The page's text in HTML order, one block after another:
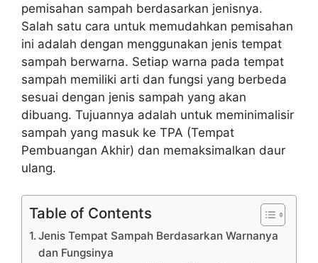
pemisahan sampah berdasarkan jenisnya.
Salah satu cara untuk memudahkan pemisahan
ini adalah dengan menggunakan jenis tempat
sampah berwarna. Setiap warna pada tempat
sampah memiliki arti dan fungsi yang berbeda
sesuai dengan jenis sampah yang akan
dibuang. Tujuannya adalah untuk meminimalisir
sampah yang masuk ke TPA (Tempat
Pembuangan Akhir) dan memaksimalkan daur
ulang.
Table of Contents
Jenis Tempat Sampah Berdasarkan Warnanya
dan Fungsinya